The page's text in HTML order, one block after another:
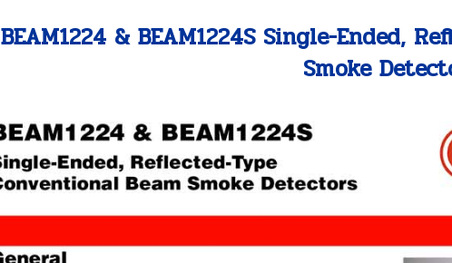
BEAM1224 & BEAM1224S Single-Ended,
Smoke